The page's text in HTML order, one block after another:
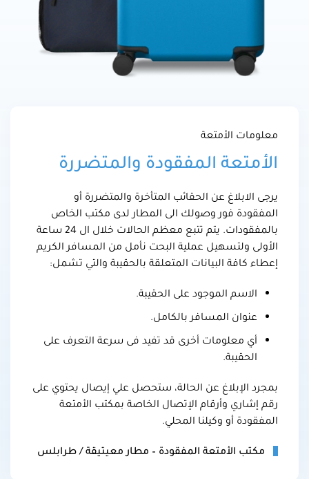
معلومات الأمتعة
الأمتعة المفقودة والمتضررة
يرجى الابلاغ عن الحقائب المتأخرة والمتضررة أو
المفقودة فور وصولك الى المطار لدى مكتب الخاص
بالمفقودات. يتم تتبع معظم الحالات خلال ال 24 ساعة
الأولى ولتسهيل عملية البحت نأمل من المسافر الكريم
إعطاء كافة البيانات المتعلقة بالحقيبة والتي تشمل:
الاسم الموجود على الحقيبة.
عنوان المسافر بالكامل.
أي معلومات أخرى قد تفيد فى سرعة التعرف على
الحقيبة.
بمجرد الإبلاغ عن الحالة، ستحصل علي إيصال يحتوي على
رقم إشاري وأرقام الإتصال الخاصة بمكتب الأمتعة
المفقودة أو وكيلنا المحلي.
مكتب الأمتعة المفقودة – مطار معيتيقة / طرابلس